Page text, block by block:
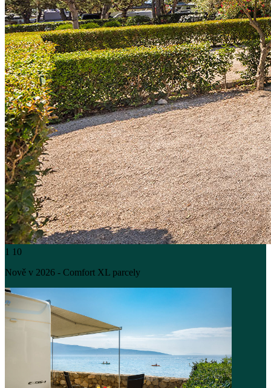
1 10
Nově v 2026 - Comfort XL parcely